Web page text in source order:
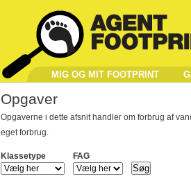
MIG OG MIT FOOTPRINT
Opgaver
Opgaverne i dette afsnit handler om forbrug af
eget forbrug.
Klassetype FAG